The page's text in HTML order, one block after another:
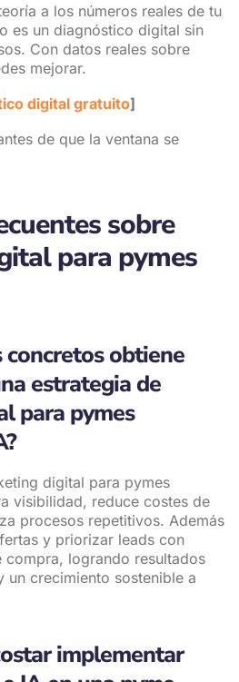
a los números reales de tu
es un diagnóstico digital sin
Con datos reales sobre
mejorar.
digital gratuito]
de que la ventana se
sobre
para pymes
concretos obtiene
estrategia de
para pymes
digital para pymes
visibilidad, reduce costes de
procesos repetitivos. Además
y priorizar leads con
logrando resultados
un crecimiento sostenible a
implementar